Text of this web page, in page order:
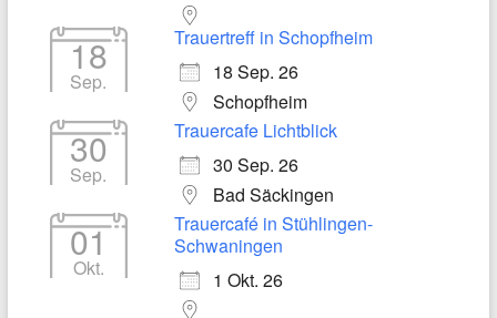
18
Sep.
Trauertreff in Schopfheim
18 Sep. 26
Schopfheim
30
Sep.
Trauercafe Lichtblick
30 Sep. 26
Bad Säckingen
01
Okt.
Trauercafé in Stühlingen-
Schwaningen
1 Okt. 26